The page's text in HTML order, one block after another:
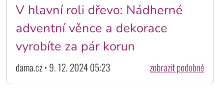
V hlavní roli dřevo: Nádherné
adventní věnce a dekorace
vyrobíte za pár korun
dama.cz • 9. 12. 2024 05:23 zobrazit podobné